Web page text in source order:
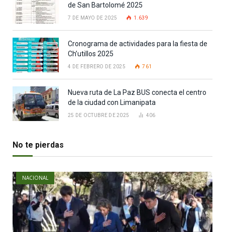
de San Bartolomé 2025
7 DE MAYO DE 2025 1.639
Cronograma de actividades para la fiesta de
Ch’utillos 2025
4 DE FEBRERO DE 2025 761
Nueva ruta de La Paz BUS conecta el centro
de la ciudad con Limanipata
25 DE OCTUBRE DE 2025 406
No te pierdas
NACIONAL